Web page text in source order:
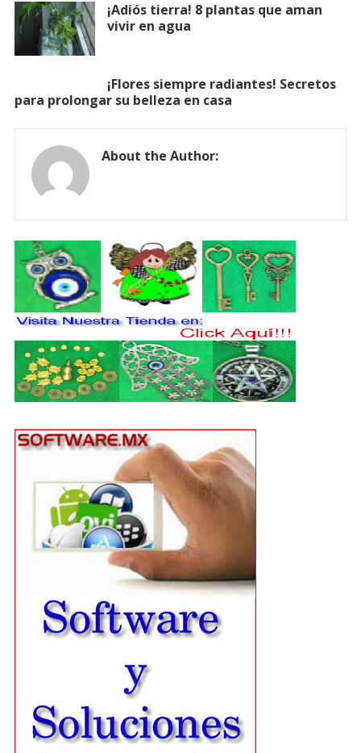
¡Adiós tierra! 8 plantas que aman
vivir en agua
¡Flores siempre radiantes! Secretos
para prolongar su belleza en casa
About the Author: